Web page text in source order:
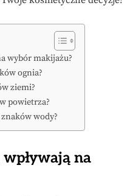
wybór makijażu?
ognia?
ziemi?
powietrza?
wody?
na